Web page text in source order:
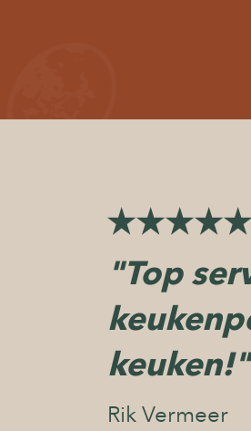
"Top
keuken!"
Rik Vermeer
uit(eten)."